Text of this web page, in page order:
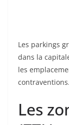
Les parkings
dans la
les
contraventions.
Les